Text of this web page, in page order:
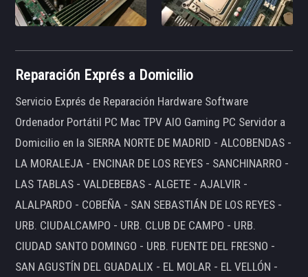
Reparación Exprés a Domicilio
Servicio Exprés de Reparación Hardware Software
Ordenador Portátil PC Mac TPV AIO Gaming PC Servidor a
Domicilio en la SIERRA NORTE DE MADRID - ALCOBENDAS -
LA MORALEJA - ENCINAR DE LOS REYES - SANCHINARRO -
LAS TABLAS - VALDEBEBAS - ALGETE - AJALVIR -
ALALPARDO - COBEÑA - SAN SEBASTIÁN DE LOS REYES -
URB. CIUDALCAMPO - URB. CLUB DE CAMPO - URB.
CIUDAD SANTO DOMINGO - URB. FUENTE DEL FRESNO -
SAN AGUSTÍN DEL GUADALIX - EL MOLAR - EL VELLÓN -